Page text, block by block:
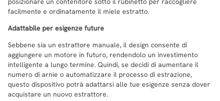
facilmente e ordinatamente il miele estratto.
Adattabile per esigenze future
Sebbene sia un estrattore manuale, il design consente di
aggiungere un motore in futuro, rendendolo un investimento
intelligente a lungo termine. Quindi, se decidi di aumentare il
numero di arnie o automatizzare il processo di estrazione,
questo dispositivo potrà adattarsi alle tue esigenze senza dover
acquistare un nuovo estrattore.